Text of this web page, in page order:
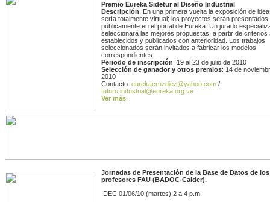
Premio Eureka Sidetur al Diseño Industrial
Descripción: En una primera vuelta la exposición de
sería totalmente virtual; los proyectos serán presentados
públicamente en el portal de Eureka. Un jurado
seleccionará las mejores propuestas, a partir de criterios
establecidos y publicados con anterioridad. Los trabajos
seleccionados serán invitados a fabricar los modelos
correspondientes.
Periodo de inscripción: 19 al 23 de julio de 2010
Selección de ganador y otros premios: 14 de
2010
Contacto: eurekacruzdiez@yahoo.com /
futuro.industrial@eureka.org.ve
Ver más:
Jornadas de Presentación de la Base de Datos de los
profesores FAU (BADOC-Calder).
IDEC 01/06/10 (martes) 2 a 4 p.m.